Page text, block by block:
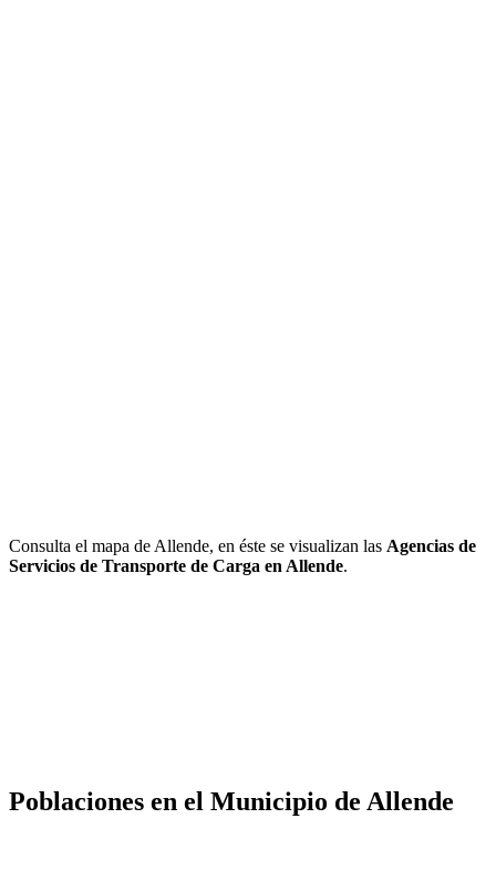
Consulta el mapa de Allende, en éste se visualizan las Agencias de
Servicios de Transporte de Carga en Allende.
Poblaciones en el Municipio de Allende